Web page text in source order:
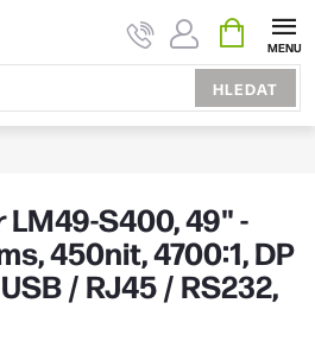
HLEDAT
KOŠÍK
S400, 49" -
450nit, 4700:1, DP
/ RJ45 / RS232,